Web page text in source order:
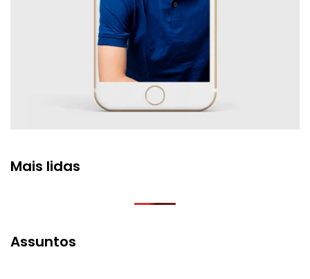
Mais lidas
Assuntos